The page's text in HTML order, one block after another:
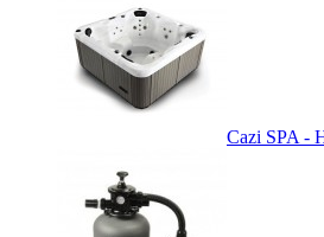
Cazi SPA -